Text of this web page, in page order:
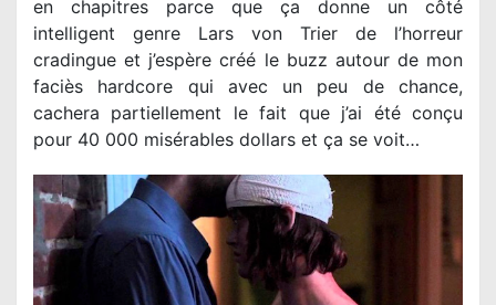
en chapitres parce que ça donne un côté
intelligent genre Lars von Trier de l’horreur
cradingue et j’espère créé le buzz autour de mon
faciès hardcore qui avec un peu de chance,
cachera partiellement le fait que j’ai été conçu
pour 40 000 misérables dollars et ça se voit…